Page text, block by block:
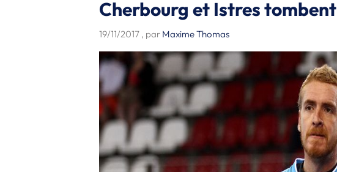
Cherbourg et Istres tombent
19/11/2017 , par Maxime Thomas